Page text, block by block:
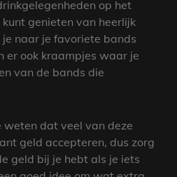
op het
genieten van heerlijk
naar je favoriete bands
er ook kraampjes waar je
van de bands die
weten dat veel van deze
geld accepteren, dus zorg
geld bij je hebt als je iets